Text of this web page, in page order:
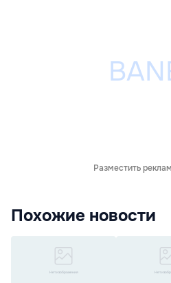
Разместить
Похожие новости